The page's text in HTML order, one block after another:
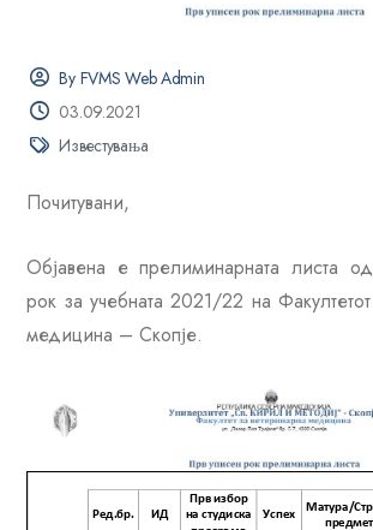
By FVMS Web Admin
03.09.2021
Известувања
Почитувани,
Објавена е прелиминарната листа
рок за учебната 2021/22 на
медицина – Скопје.